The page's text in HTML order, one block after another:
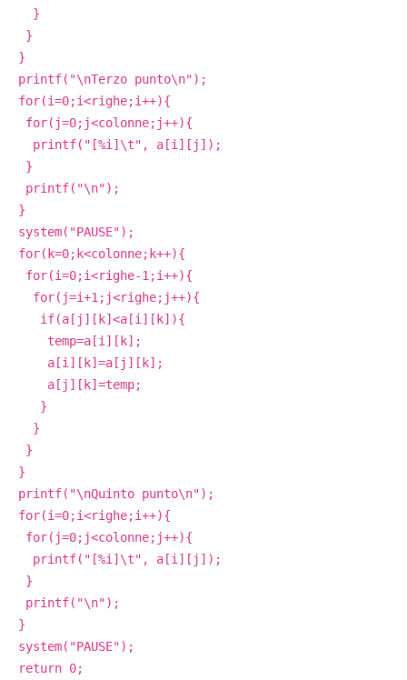
}
}
}
printf("\nTerzo punto\n");
for(i=0;i<righe;i++){
for(j=0;j<colonne;j++){
printf("[%i]\t", a[i][j]);
}
printf("\n");
}
system("PAUSE");
for(k=0;k<colonne;k++){
for(i=0;i<righe-1;i++){
for(j=i+1;j<righe;j++){
if(a[j][k]<a[i][k]){
temp=a[i][k];
a[i][k]=a[j][k];
a[j][k]=temp;
}
}
}
}
printf("\nQuinto punto\n");
for(i=0;i<righe;i++){
for(j=0;j<colonne;j++){
printf("[%i]\t", a[i][j]);
}
printf("\n");
}
system("PAUSE");
return 0;